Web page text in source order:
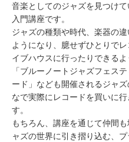
音楽としてのジャズを見つけ
入門講座です。
ジャズの種類や時代、楽器の
ようになり、臆せずひとりで
イブハウスに行ったりできる
「ブルーノートジャズフェス
ード」なども開催されるジャ
なで実際にレコードを買いに
す。
もちろん、講座を通じて仲間
ャズの世界に引き摺り込む、プ
業）
月
～
土 9：
00
～
22：
日・
祝 9：
00
～